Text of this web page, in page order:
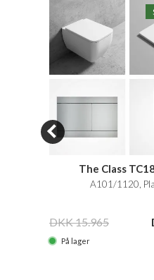
The Class
A101/1120,
DKK 15.965
På lager